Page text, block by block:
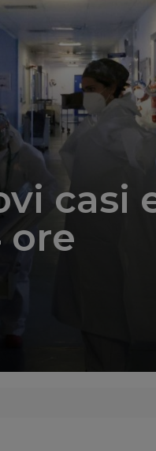
casi
ore